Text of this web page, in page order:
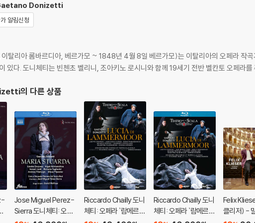
Donizetti
알림신청
탈리아 롬바르디아, 베르가모 ~ 1848년 4월 8일 베르가모)는 이탈리아의 오페라 작곡
이 있다. 도니체티는 빈첸초 벨리니, 조아키노 로시니와 함께 19세기 전반 벨칸토 오페라
의 다른 상품
Jose Miguel Perez-
Sierra 도니체티: 오페
Riccardo Chailly 도니
체티: 오페라 `람메르모
Riccardo Chailly 도니
체티: 오페라 `람메르모
Felix
클리저) -